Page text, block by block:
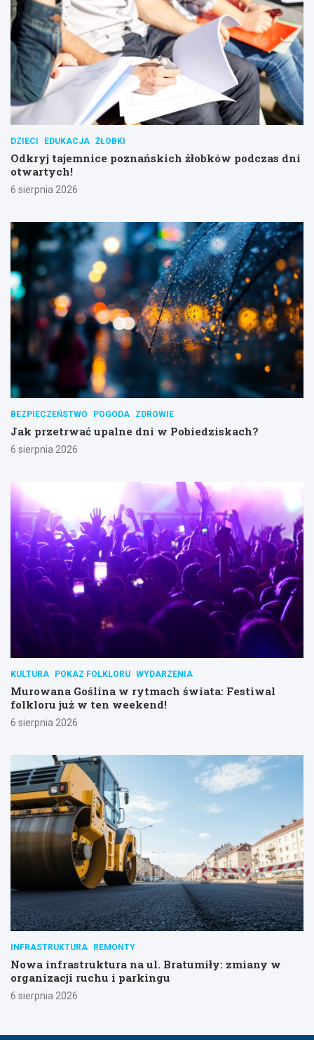
DZIECI EDUKACJA ŻŁOBKI
Odkryj tajemnice poznańskich żłobków podczas dni
otwartych!
6 sierpnia 2026
BEZPIECZEŃSTWO POGODA ZDROWIE
Jak przetrwać upalne dni w Pobiedziskach?
6 sierpnia 2026
KULTURA POKAZ FOLKLORU WYDARZENIA
Murowana Goślina w rytmach świata: Festiwal
folkloru już w ten weekend!
6 sierpnia 2026
INFRASTRUKTURA REMONTY
Nowa infrastruktura na ul. Bratumiły: zmiany w
organizacji ruchu i parkingu
6 sierpnia 2026